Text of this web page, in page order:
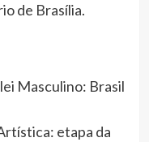
de Brasília.
Masculino: Brasil
etapa da